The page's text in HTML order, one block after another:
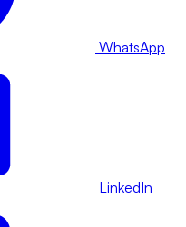
WhatsApp
LinkedIn